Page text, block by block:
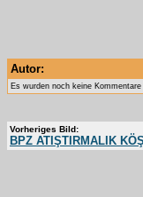
Autor:
Es wurden noch keine Kommentare
Vorheriges Bild:
BPZ ATIŞTIRMALIK